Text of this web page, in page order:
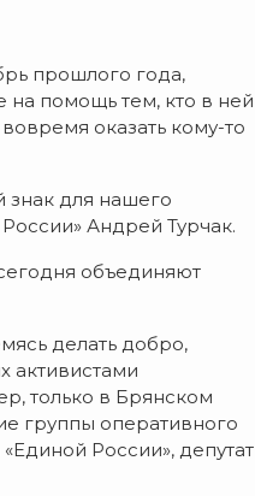
прошлого года,
на помощь тем, кто в ней
оказать кому-то
для нашего
Андрей Турчак.
объединяют
делать добро,
активистами
только в Брянском
группы оперативного
России», депутат